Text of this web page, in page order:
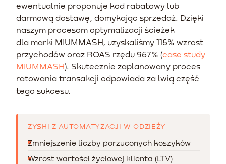
ewentualnie proponuje kod rabatowy lub
darmową dostawę, domykając sprzedaż. Dzięki
naszym procesom optymalizacji ścieżek
dla marki MIUMMASH, uzyskaliśmy 116% wzrost
przychodów oraz ROAS rzędu 967% (case study
MIUMMASH). Skutecznie zaplanowany proces
ratowania transakcji odpowiada za lwią część
tego sukcesu.
ZYSKI Z AUTOMATYZACJI W ODZIEŻY
Zmniejszenie liczby porzuconych koszyków
Wzrost wartości życiowej klienta (LTV)